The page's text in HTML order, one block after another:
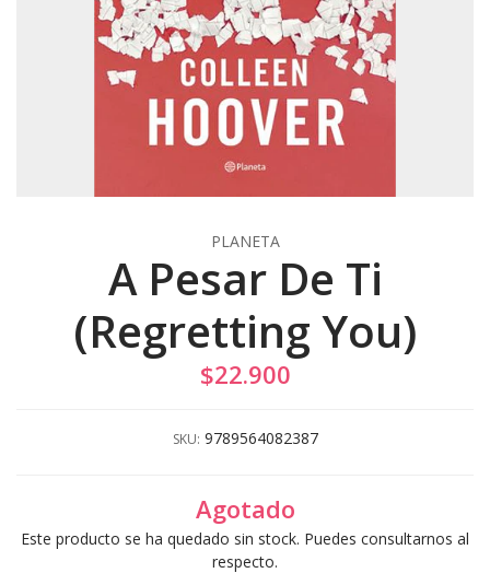
PLANETA
A Pesar De Ti
(Regretting You)
$22.900
SKU: 9789564082387
Agotado
Este producto se ha quedado sin stock. Puedes consultarnos al
respecto.